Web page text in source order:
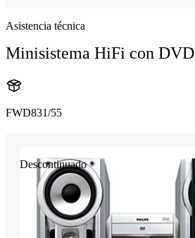
Asistencia técnica
Minisistema HiFi con DVD
FWD831/55
Descontinuado